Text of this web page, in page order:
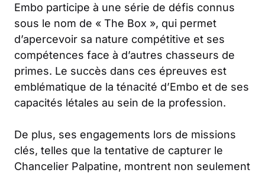
Embo participe à une série de défis connus
sous le nom de « The Box », qui permet
d’apercevoir sa nature compétitive et ses
compétences face à d’autres chasseurs de
primes. Le succès dans ces épreuves est
emblématique de la ténacité d’Embo et de ses
capacités létales au sein de la profession.
De plus, ses engagements lors de missions
clés, telles que la tentative de capturer le
Chancelier Palpatine, montrent non seulement